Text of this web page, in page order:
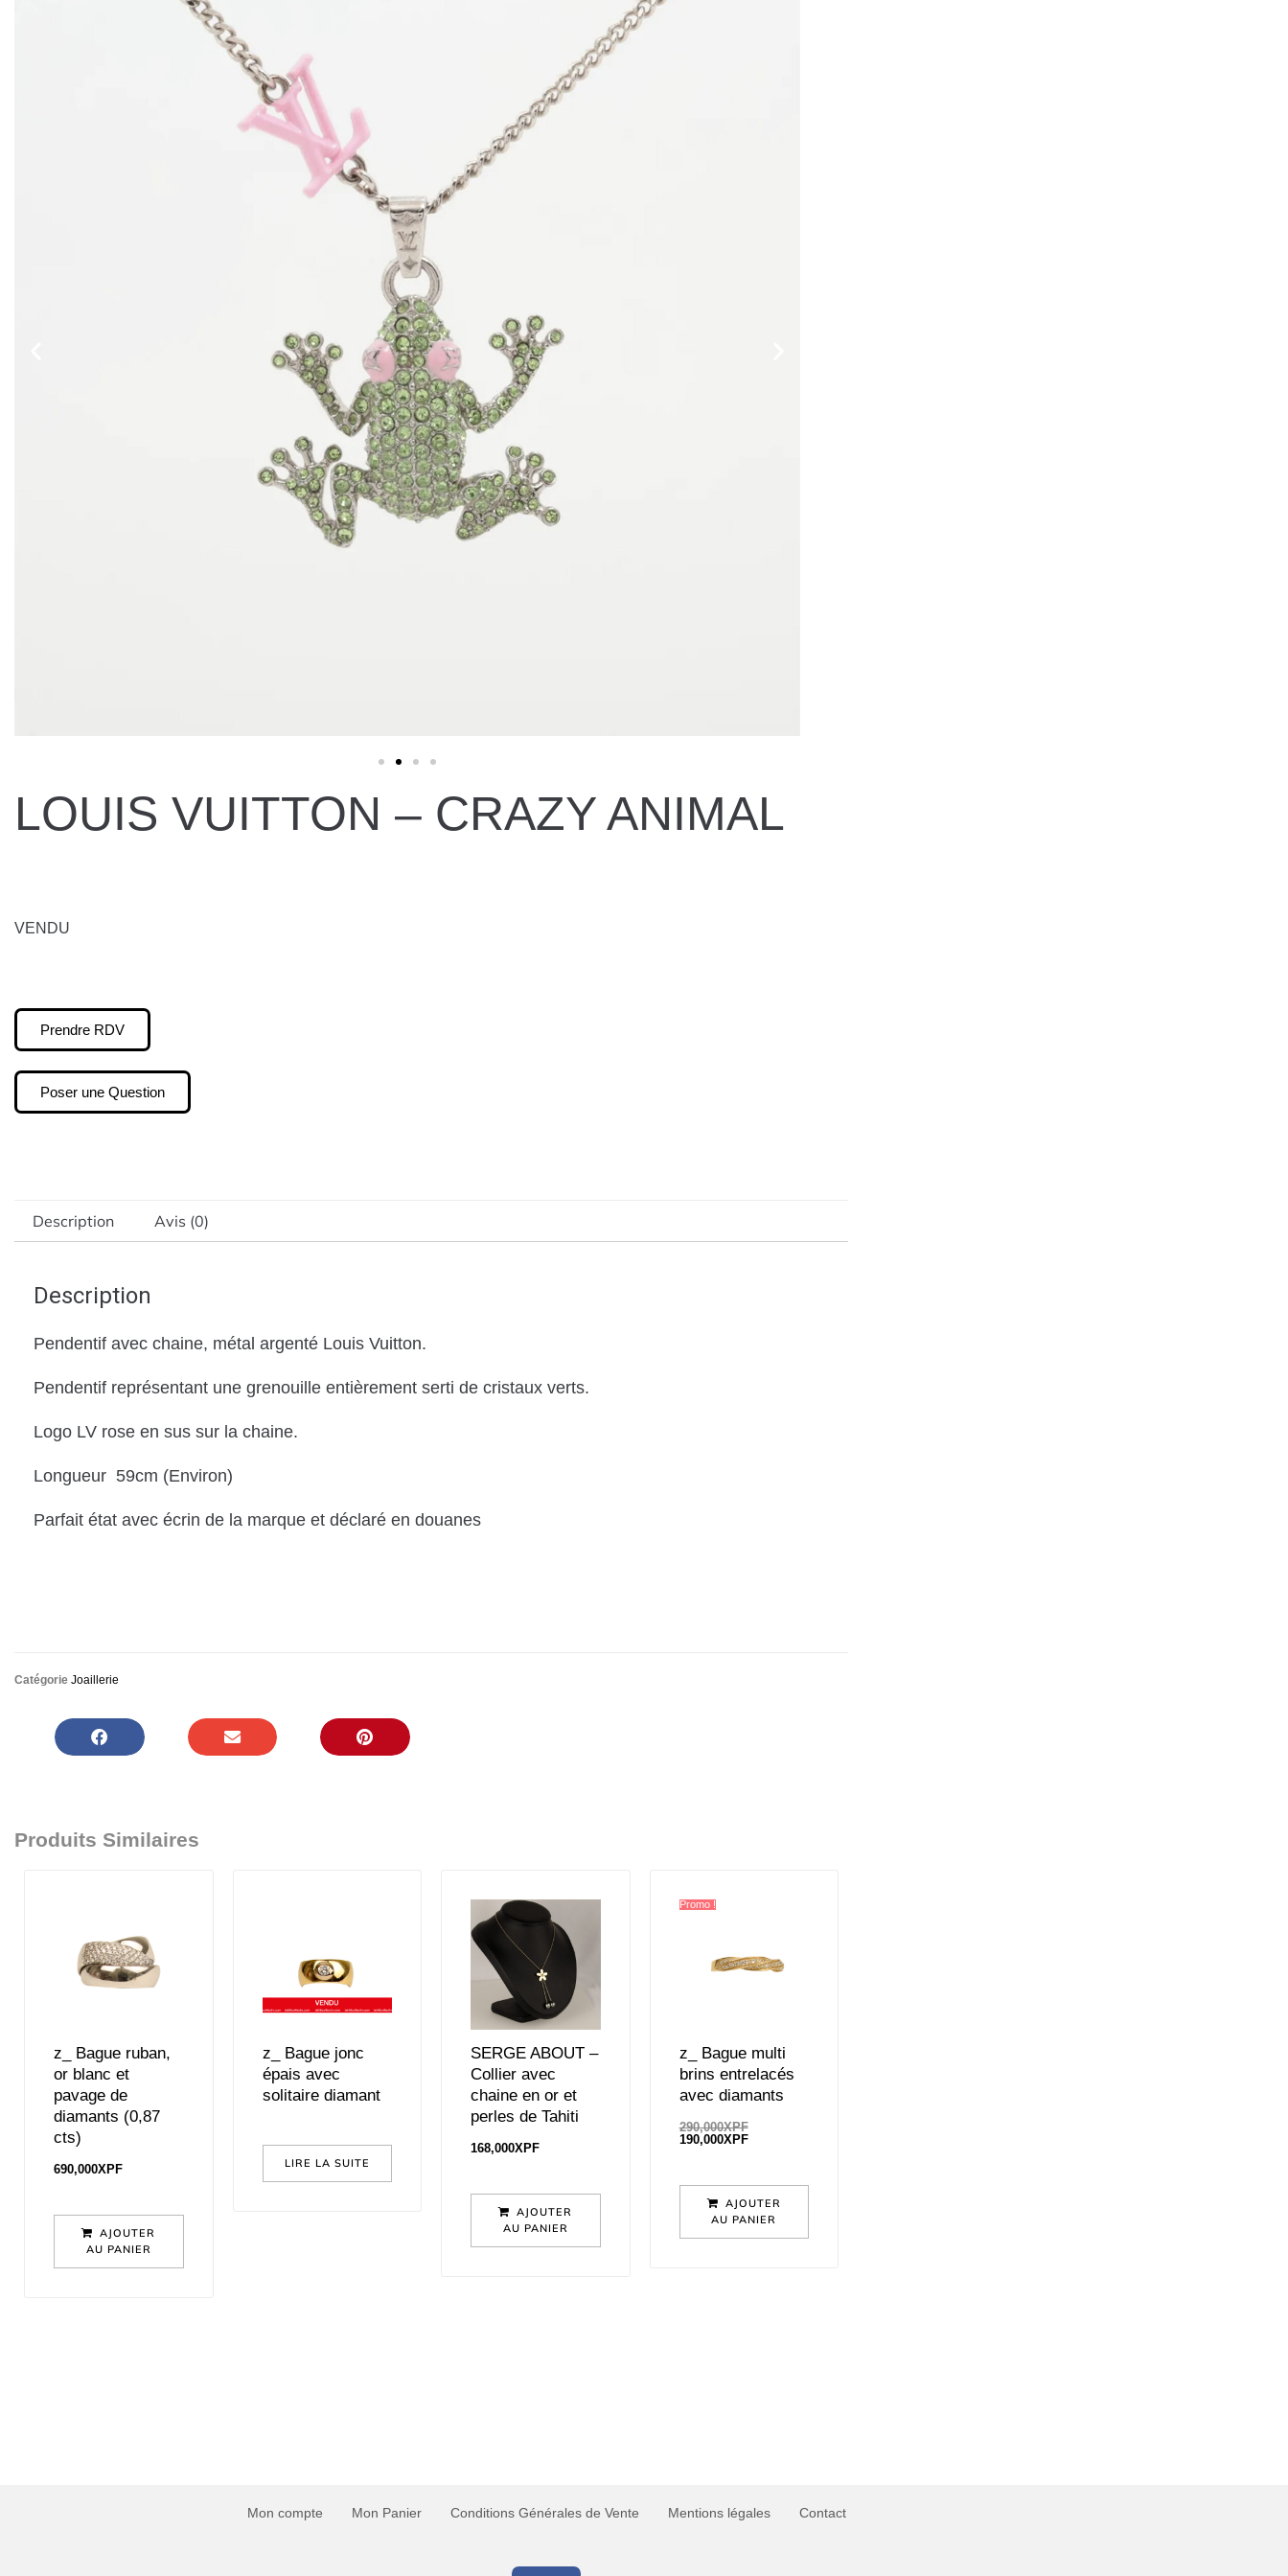
LOUIS VUITTON – CRAZY ANIMAL
VENDU
Prendre RDV
Poser une Question
Description Avis (0)
Description
Pendentif avec chaine, métal argenté Louis Vuitton.
Pendentif représentant une grenouille entièrement serti de cristaux verts.
Logo LV rose en sus sur la chaine.
Longueur 59cm (Environ)
Parfait état avec écrin de la marque et déclaré en douanes
Catégorie Joaillerie
Produits Similaires
z_ Bague ruban,
or blanc et
pavage de
diamants (0,87
cts)
690,000XPF
AJOUTER
AU PANIER
z_ Bague jonc
épais avec
solitaire diamant
LIRE LA SUITE
SERGE ABOUT –
Collier avec
chaine en or et
perles de Tahiti
168,000XPF
AJOUTER
AU PANIER
Promo !
z_ Bague multi
brins entrelacés
avec diamants
290,000XPF
190,000XPF
AJOUTER
AU PANIER
Mon compte Mon Panier Conditions Générales de Vente Mentions légales Contact